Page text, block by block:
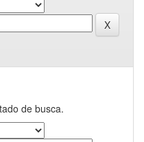
de busca.